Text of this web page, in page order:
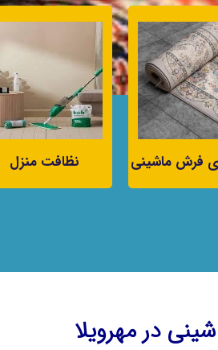
فرش ماشینی نظافت منزل
در مهرویلا